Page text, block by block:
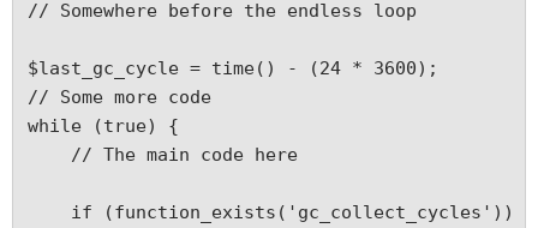
// Somewhere before the endless loop
$last_gc_cycle = time() - (24 * 3600);
// Some more code
while (true) {
    // The main code here
    if (function_exists('gc_collect_cycles')) {